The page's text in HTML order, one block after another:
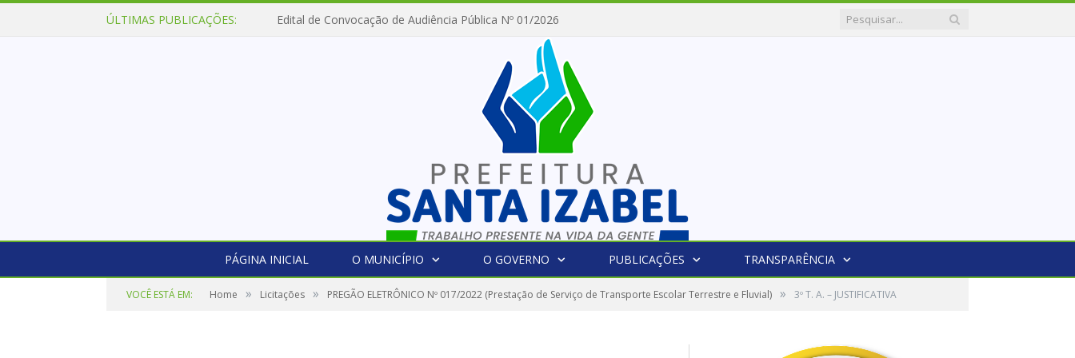
ÚLTIMAS PUBLICAÇÕES: Edital de Convocação de Audiência Pública Nº 01/2026
PÁGINA INICIAL O MUNICÍPIO O GOVERNO PUBLICAÇÕES TRANSPARÊNCIA
VOCÊ ESTÁ EM: Home » Licitações » PREGÃO ELETRÔNICO Nº 017/2022 (Prestação de Serviço de Transporte Escolar Terrestre e Fluvial) » 3º T. A. – JUSTIFICATIVA